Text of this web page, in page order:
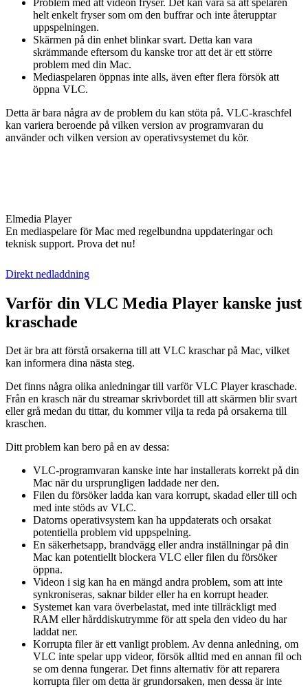
helt enkelt fryser som om den buffrar och inte återupptar
uppspelningen.
Skärmen på din enhet blinkar svart. Detta kan vara
skrämmande eftersom du kanske tror att det är ett större
problem med din Mac.
Mediaspelaren öppnas inte alls, även efter flera försök att
öppna VLC.
Detta är bara några av de problem du kan stöta på. VLC-kraschfel
kan variera beroende på vilken version av programvaran du
använder och vilken version av operativsystemet du kör.
Elmedia Player
En mediaspelare för Mac med regelbundna uppdateringar och
teknisk support. Prova det nu!
Direkt nedladdning
Varför din VLC Media Player kanske just
kraschade
Det är bra att förstå orsakerna till att VLC kraschar på Mac, vilket
kan informera dina nästa steg.
Det finns några olika anledningar till varför VLC Player kraschade.
Från en krasch när du streamar skrivbordet till att skärmen blir svart
eller grå medan du tittar, du kommer vilja ta reda på orsakerna till
kraschen.
Ditt problem kan bero på en av dessa:
VLC-programvaran kanske inte har installerats korrekt på din
Mac när du ursprungligen laddade ner den.
Filen du försöker ladda kan vara korrupt, skadad eller till och
med inte stöds av VLC.
Datorns operativsystem kan ha uppdaterats och orsakat
potentiella problem vid uppspelning.
En säkerhetsapp, brandvägg eller andra inställningar på din
Mac kan potentiellt blockera VLC eller filen du försöker
öppna.
Videon i sig kan ha en mängd andra problem, som att inte
synkroniseras, saknar bilder eller ha en korrupt header.
Systemet kan vara överbelastat, med inte tillräckligt med
RAM eller hårddiskutrymme för att spela den video du har
laddat ner.
Korrupta filer är ett vanligt problem. Av denna anledning, om
VLC inte spelar upp videor, försök alltid med en annan fil och
se om denna fungerar. Det finns alternativ för att reparera
korrupta filer om detta är grundorsaken, men dessa är inte